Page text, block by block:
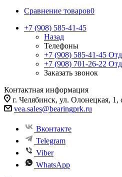
Сравнение товаров0
+7 (908) 585-41-45
Назад
Телефоны
+7 (908) 585-41-45
+7 (908) 701-26-22
Заказать звонок
Контактная информация
г. Челябинск, ул. Олонецкая, 1,
vea.sales@bearingprk.ru
Вконтакте
Telegram
Viber
WhatsApp